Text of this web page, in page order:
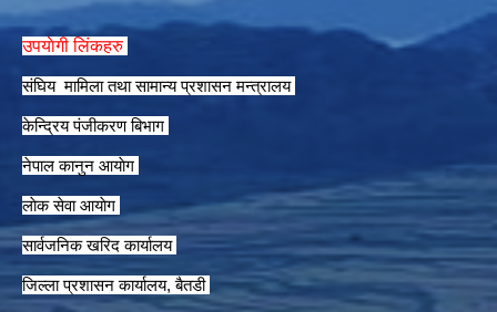
उपयाेगी लिंकहरु
संघिय मामिला तथा सामान्य प्रशासन मन्त्रालय
केन्द्रिय पंजीकरण बिभाग
नेपाल कानुन आयाेग
लाेक सेवा आयाेग
सार्वजनिक खरिद कार्यालय
जिल्ला प्रशासन कार्यालय, बैतडी